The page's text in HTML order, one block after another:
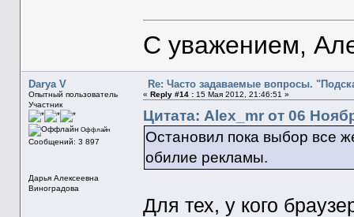
С уважением,
Darya V
Опытный пользователь
Участник
Оффлайн
Сообщений: 3 897
Дарья Алексеевна
Виноградова
Re: Часто задаваемые вопросы.
« Reply #14 :15 Мая 2012, 21:46:51 »
Цитата: Alex_mr от 06
Остановил пока выбор все
обилие рекламы.
Для тех, у кого